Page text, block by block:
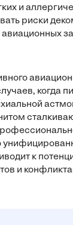
и
риски
когда
к
и